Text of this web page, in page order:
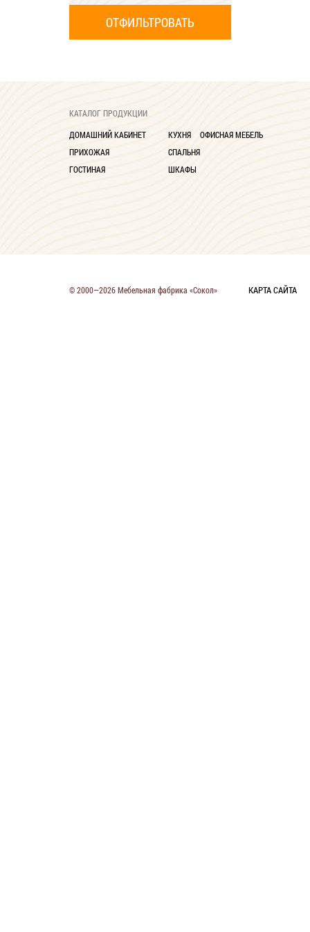
КАТАЛОГ ПРОДУКЦИИ
ДОМАШНИЙ КАБИНЕТ
ПРИХОЖАЯ
ГОСТИНАЯ
КУХНЯ
СПАЛЬНЯ
ШКАФЫ
ОФИСНАЯ МЕБЕЛЬ
© 2000—2026 Мебельная фабрика «Сокол» КАРТА САЙТА